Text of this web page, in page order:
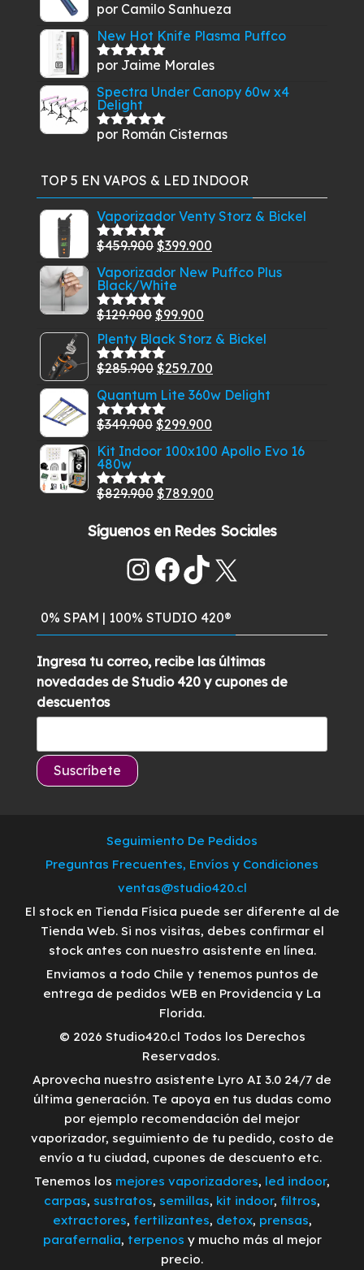
Valorado
por Camilo Sanhueza
New Hot Knife Plasma Puffco
Valorado
por Jaime Morales
Spectra Under Canopy 60w x4
Delight
Valorado
por Román Cisternas
TOP 5 EN VAPOS & LED INDOOR
Vaporizador Venty Storz & Bickel
Valorado
5
$459.900 El
precio
original
era:
$459.900.
$399.900
precio
Vaporizador New Puffco Plus
Black/White
Valorado
con
5.00de
5
$129.900 El
precio
original
era:
$129.900.
$99.900
precio
es:
$99.900.
Plenty Black Storz & Bickel
Valorado
5
$285.900 El
precio
original
era:
$285.900.
$259.700
precio
$259.700.
Quantum Lite 360w Delight
Valorado
5
$349.900 El
precio
era:
$349.900.
$299.900
precio
$299.900.
Kit Indoor 100x100 Apollo Evo 16
480w
Valorado
5
$829.900 El
original
era:
$829.900.
$789.900
actual
$789.900.
Síguenos en Redes Sociales
Instagram
Facebook
TikTok
X
0% SPAM | 100% STUDIO 420®
Ingresa tu correo, recibe las últimas
novedades de Studio 420 y cupones de
descuentos
Seguimiento De Pedidos
Preguntas Frecuentes, Envíos y Condiciones
ventas@studio420.cl
El stock en Tienda Física puede ser diferente al de
Tienda Web. Si nos visitas, debes confirmar el
stock antes con nuestro asistente en línea.
Enviamos a todo Chile y tenemos puntos de
entrega de pedidos WEB en Providencia y La
Florida.
© 2026 Studio420.cl Todos los Derechos
Reservados.
Aprovecha nuestro asistente Lyro AI 3.0 24/7 de
última generación. Te apoya en tus dudas como
por ejemplo recomendación del mejor
vaporizador, seguimiento de tu pedido, costo de
envío a tu ciudad, cupones de descuento etc.
Tenemos los mejores vaporizadores, led indoor,
carpas, sustratos, semillas, kit indoor, filtros,
extractores, fertilizantes, detox, prensas,
parafernalia, terpenos y mucho más al mejor
precio.